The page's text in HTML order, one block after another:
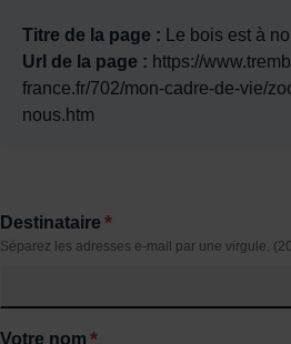
Titre de la page : Le bois est à
Url de la page : https://
france.fr/702/mon-cadre-de-vie/
nous.htm
Destinataire *
Séparez les adresses e-mail par une virgule.
Votre nom *